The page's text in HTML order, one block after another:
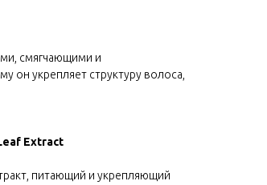
смягчающими и
он укрепляет структуру волоса,
Extract
питающий и укрепляющий